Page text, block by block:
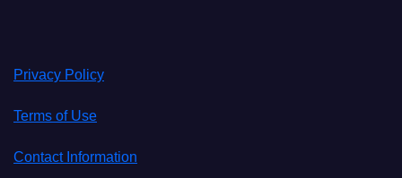
Privacy Policy
Terms of Use
Contact Information